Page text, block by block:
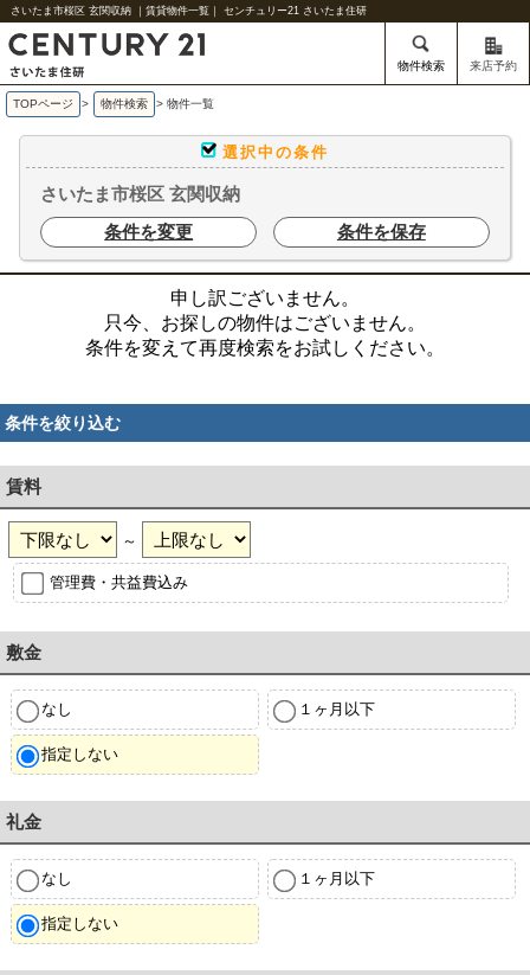
さいたま市桜区 玄関収納 ｜賃貸物件一覧｜ センチュリー21 さいたま住研
物件検索 来店予約
TOPページ > 物件検索 > 物件一覧
選択中の条件
さいたま市桜区 玄関収納
条件を変更
条件を保存
申し訳ございません。
只今、お探しの物件はございません。
条件を変えて再度検索をお試しください。
条件を絞り込む
賃料
～
管理費・共益費込み
敷金
なし １ヶ月以下
指定しない
礼金
なし １ヶ月以下
指定しない